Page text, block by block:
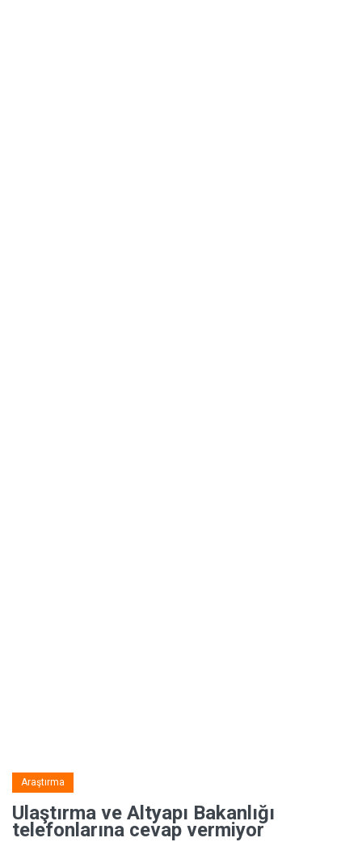
Araştırma
Ulaştırma ve Altyapı Bakanlığı
telefonlarına cevap vermiyor